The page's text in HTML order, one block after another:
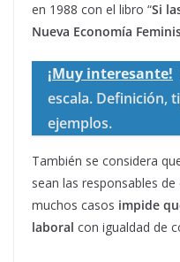
en 1988 con el libro “Si
Nueva Economía
¡Muy interesante!
escala. Definición,
ejemplos.
También se considera
sean las responsables
muchos casos impide
laboral con igualdad de